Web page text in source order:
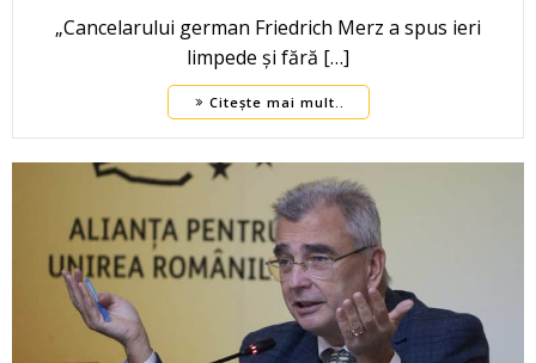
„Cancelarului german Friedrich Merz a spus ieri
limpede și fără […]
Citește mai mult..